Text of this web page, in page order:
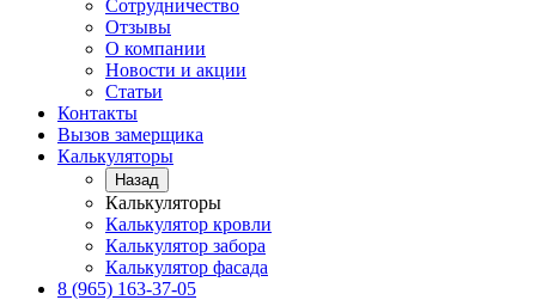
Сотрудничество
Отзывы
О компании
Новости и акции
Статьи
Контакты
Вызов замерщика
Калькуляторы
Назад
Калькуляторы
Калькулятор кровли
Калькулятор забора
Калькулятор фасада
8 (965) 163-37-05